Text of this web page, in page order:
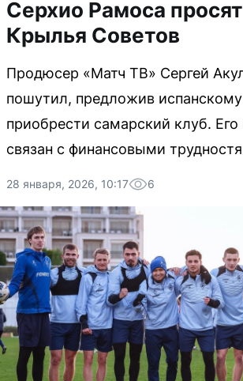
Серхио Рамоса
Крылья Советов
Продюсер «Матч ТВ» Сергей
пошутил, предложив
приобрести самарский клуб.
связан с финансовыми
28 января, 2026, 10:17 6